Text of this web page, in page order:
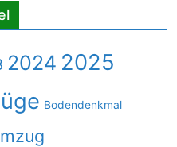
2024 2025
Bodendenkmal